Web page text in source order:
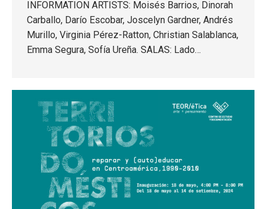
INFORMATION ARTISTS: Moisés Barrios, Dinorah
Carballo, Darío Escobar, Joscelyn Gardner, Andrés
Murillo, Virginia Pérez-Ratton, Christian Salablanca,
Emma Segura, Sofía Ureña. SALAS: Lado…